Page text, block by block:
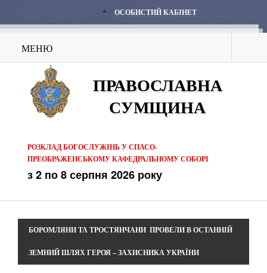
ОСОБИСТИЙ КАБІНЕТ
МЕНЮ
ПРАВОСЛАВНА
СУМЩИНА
РОЗКЛАД БОГОСЛУЖІНЬ У СПАСО-
ПРЕОБРАЖЕНСЬКОМУ КАФЕДРАЛЬНОМУ СОБОРІ
з 2 по 8 серпня 2026 року
БОРОМЛЯНИ ТА ТРОСТЯНЧАНИ ПРОВЕЛИ В ОСТАННІЙ
ЗЕМНИЙ ШЛЯХ ГЕРОЯ – ЗАХИСНИКА УКРАЇНИ